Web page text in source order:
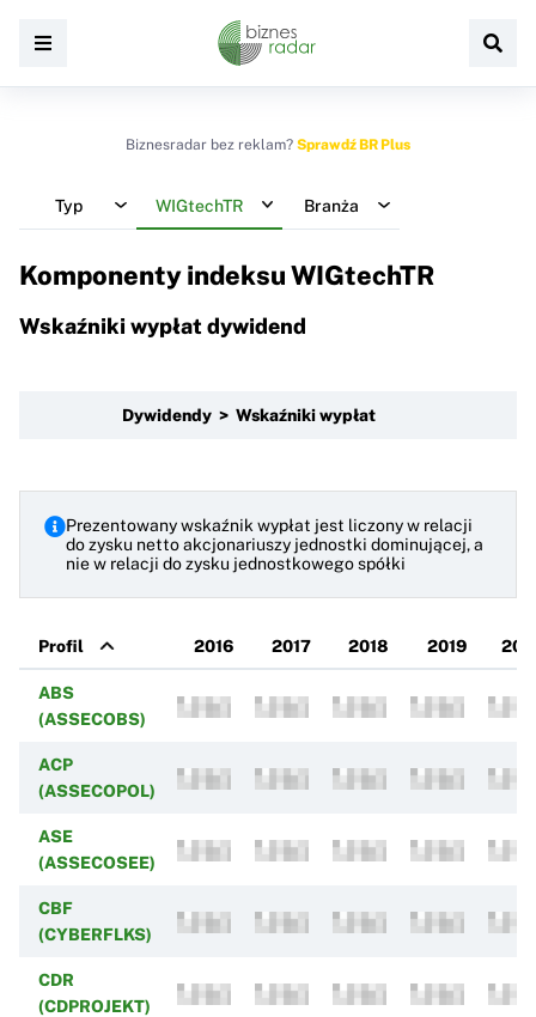
Biznesradar bez reklam? Sprawdź BR Plus
Typ WIGtechTR Branża
Komponenty indeksuWIGtechTR
Wskaźniki wypłat dywidend
Dywidendy > Wskaźniki wypłat
Prezentowany wskaźnik wypłat jest liczony w relacji
do zysku netto akcjonariuszy jednostki dominującej, a
nie w relacji do zysku jednostkowego spółki
Profil 2016 2017 2018 2019
ABS
(ASSECOBS)
ACP
(ASSECOPOL)
ASE
(ASSECOSEE)
CBF
(CYBERFLKS)
CDR
(CDPROJEKT)